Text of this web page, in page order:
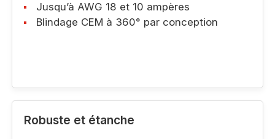
Jusqu’à AWG 18 et 10 ampères
Blindage CEM à 360° par conception
Robuste et étanche